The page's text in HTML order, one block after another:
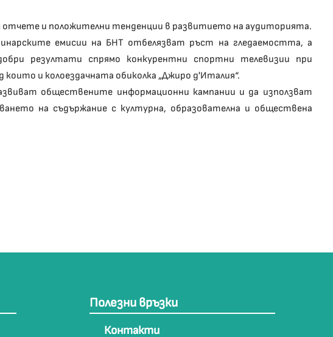
и положителни тенденции в развитието на аудиторията.
емисии на БНТ отбелязват ръст на гледаемостта, а
резултати спрямо конкурентни спортни телевизии при
и колоездачната обиколка „Джиро д'Италия“.
обществените информационни кампании и да използват
на съдържание с културна, образователна и обществена
Полезни връзки
Контакти